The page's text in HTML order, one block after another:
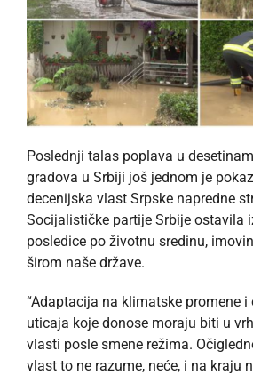
Poslednji talas poplava u
gradova u Srbiji još jednom je
decenijska vlast Srpske napredne
Socijalističke partije Srbije ostavila
posledice po životnu sredinu,
širom naše države.
“Adaptacija na klimatske promene
uticaja koje donose moraju biti u
vlasti posle smene režima.
vlast to ne razume, neće, i na kraju